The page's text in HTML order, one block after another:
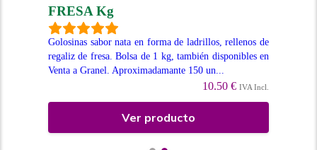
FRESA Kg
Golosinas sabor nata en forma de ladrillos, rellenos de
regaliz de fresa. Bolsa de 1 kg, también disponibles en
Venta a Granel. Aproximadamante 150 un...
10.50 € IVA Incl.
Ver producto